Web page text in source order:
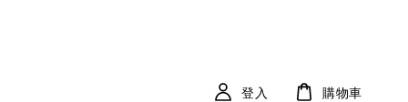
登入 購物車